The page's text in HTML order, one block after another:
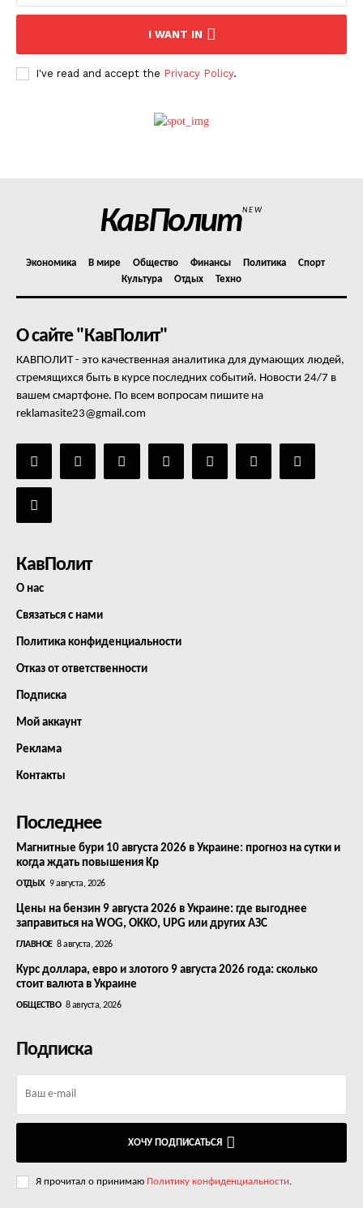
О нас
Политика конфиденциальности
I WANT IN
I've read and accept the Privacy Policy.
КавПолитNEW
Экономика В мире Общество Финансы Политика
Спорт
Культура
Отдых Техно
О сайте "КавПолит"
КАВПОЛИТ - это качественная аналитика для думающих людей,
стремящихся быть в курсе последних событий. Новости 24/7 в
вашем смартфоне. По всем вопросам пишите на
reklamasite23@gmail.com
КавПолит
О нас
Связаться с нами
Политика конфиденциальности
Отказ от ответственности
Подписка
Мой аккаунт
Реклама
Контакты
Последнее
Магнитные бури 10 августа 2026 в Украине: прогноз на сутки и
когда ждать повышения Kp
ОТДЫХ 9 августа, 2026
Цены на бензин 9 августа 2026 в Украине: где выгоднее
заправиться на WOG, OKKO, UPG или других АЗС
ГЛАВНОЕ 8 августа, 2026
Курс доллара, евро и злотого 9 августа 2026 года: сколько
стоит валюта в Украине
ОБЩЕСТВО 8 августа, 2026
Подписка
ХОЧУ ПОДПИСАТЬСЯ
Я прочитал о принимаю Политику конфиденциальности.